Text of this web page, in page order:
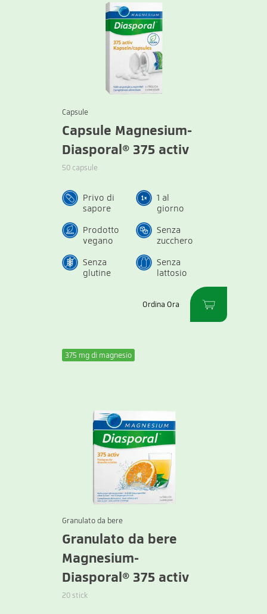
Capsule
Capsule Magnesium-
Diasporal® 375 activ
50 capsule
Privo di
sapore
1 al
giorno
Prodotto
vegano
Senza
zucchero
Senza
glutine
Senza
lattosio
Ordina Ora
375 mg di magnesio
Granulato da bere
Granulato da bere
Magnesium-
Diasporal® 375 activ
20 stick